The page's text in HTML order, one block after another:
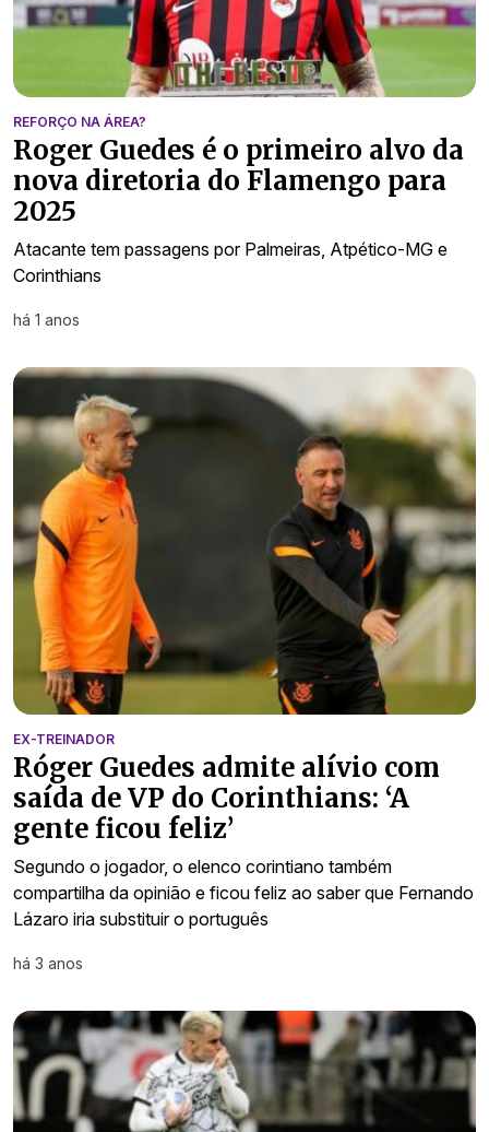
REFORÇO NA ÁREA?
Roger Guedes é o primeiro alvo da
nova diretoria do Flamengo para
2025
Atacante tem passagens por Palmeiras, Atpético-MG e
Corinthians
há 1 anos
EX-TREINADOR
Róger Guedes admite alívio com
saída de VP do Corinthians: ‘A
gente ficou feliz’
Segundo o jogador, o elenco corintiano também
compartilha da opinião e ficou feliz ao saber que Fernando
Lázaro iria substituir o português
há 3 anos